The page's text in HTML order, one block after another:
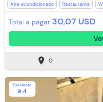
Aire acondicionado Restaurante
Total a pagar 30,07 USD
location_on 0
Excelente
9.4